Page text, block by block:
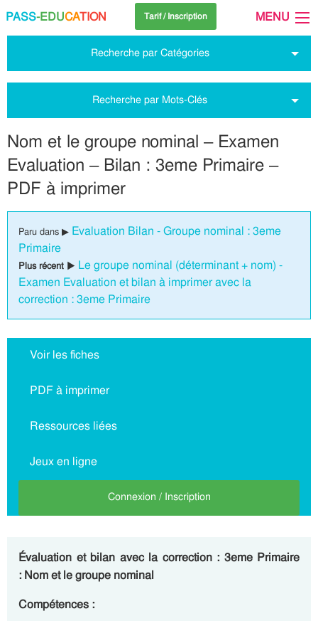
PASS-EDUCATION Tarif / Inscription MENU
Recherche par Catégories
Recherche par Mots-Clés
Nom et le groupe nominal – Examen
Evaluation – Bilan : 3eme Primaire –
PDF à imprimer
Paru dans ▶ Evaluation Bilan - Groupe nominal : 3eme
Primaire
Plus récent ▶ Le groupe nominal (déterminant + nom) -
Examen Evaluation et bilan à imprimer avec la
correction : 3eme Primaire
Voir les fiches
PDF à imprimer
Ressources liées
Jeux en ligne
Connexion / Inscription
Évaluation et bilan avec la correction : 3eme Primaire
: Nom et le groupe nominal
Compétences :